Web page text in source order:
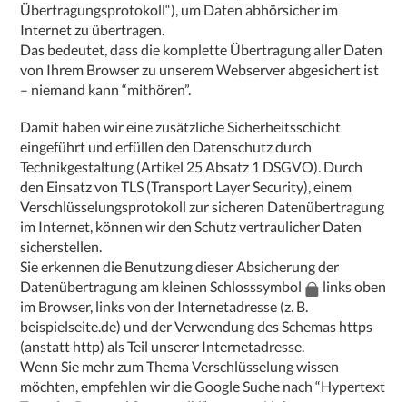
Übertragungsprotokoll“), um Daten abhörsicher im
Internet zu übertragen.
Das bedeutet, dass die komplette Übertragung aller Daten
von Ihrem Browser zu unserem Webserver abgesichert ist
– niemand kann “mithören”.
Damit haben wir eine zusätzliche Sicherheitsschicht
eingeführt und erfüllen den Datenschutz durch
Technikgestaltung (Artikel 25 Absatz 1 DSGVO). Durch
den Einsatz von TLS (Transport Layer Security), einem
Verschlüsselungsprotokoll zur sicheren Datenübertragung
im Internet, können wir den Schutz vertraulicher Daten
sicherstellen.
Sie erkennen die Benutzung dieser Absicherung der
Datenübertragung am kleinen Schlosssymbol
links oben
im Browser, links von der Internetadresse (z. B.
beispielseite.de) und der Verwendung des Schemas https
(anstatt http) als Teil unserer Internetadresse.
Wenn Sie mehr zum Thema Verschlüsselung wissen
möchten, empfehlen wir die Google Suche nach “Hypertext